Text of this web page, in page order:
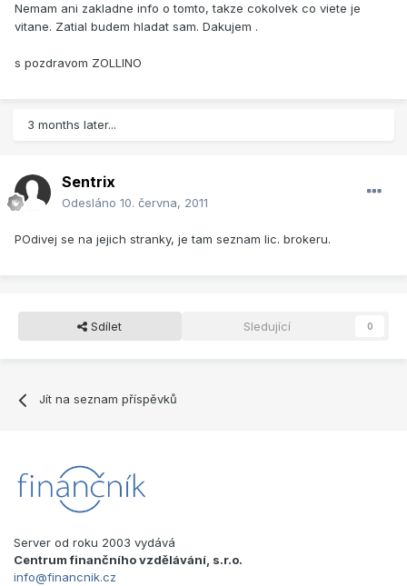
Nemam ani zakladne info o tomto, takze cokolvek co viete je
vitane. Zatial budem hladat sam. Dakujem .
s pozdravom ZOLLINO
3 months later...
Sentrix
Odesláno 10. června, 2011
POdivej se na jejich stranky, je tam seznam lic. brokeru.
Sdílet Sledující 0
Jít na seznam příspěvků
Server od roku 2003 vydává
Centrum finančního vzdělávání, s.r.o.
info@financnik.cz